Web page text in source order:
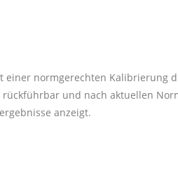
einer normgerechten
und nach aktuellen
anzeigt.